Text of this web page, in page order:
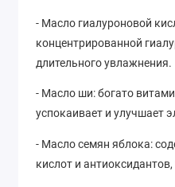
- Масло гиалуроновой
концентрированной
длительного увлажнения.
- Масло ши: богато
успокаивает и улучшает
- Масло семян яблока:
кислот и